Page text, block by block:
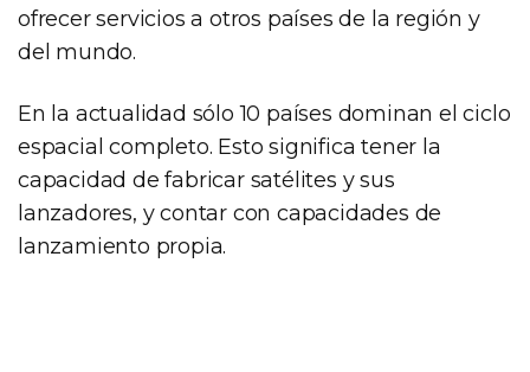
ofrecer servicios a otros países de la región y
del mundo.
En la actualidad sólo 10 países dominan el ciclo
espacial completo. Esto significa tener la
capacidad de fabricar satélites y sus
lanzadores, y contar con capacidades de
lanzamiento propia.